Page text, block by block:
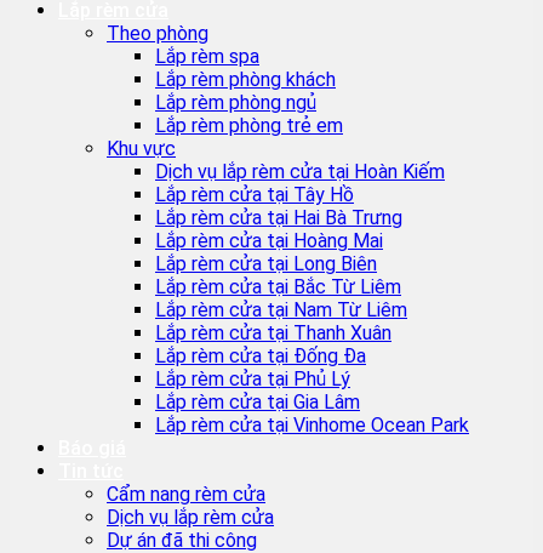
Theo phòng
Lắp rèm spa
Lắp rèm phòng khách
Lắp rèm phòng ngủ
Lắp rèm phòng trẻ em
Khu vực
Dịch vụ lắp rèm cửa tại Hoàn Kiếm
Lắp rèm cửa tại Tây Hồ
Lắp rèm cửa tại Hai Bà Trưng
Lắp rèm cửa tại Hoàng Mai
Lắp rèm cửa tại Long Biên
Lắp rèm cửa tại Bắc Từ Liêm
Lắp rèm cửa tại Nam Từ Liêm
Lắp rèm cửa tại Thanh Xuân
Lắp rèm cửa tại Đống Đa
Lắp rèm cửa tại Phủ Lý
Lắp rèm cửa tại Gia Lâm
Lắp rèm cửa tại Vinhome Ocean Park
Cẩm nang rèm cửa
Dịch vụ lắp rèm cửa
Dự án đã thi công